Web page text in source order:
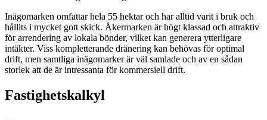
Inägomarken omfattar hela 55 hektar och har alltid varit i bruk och
hållits i mycket gott skick. Åkermarken är högt klassad och attraktiv
för arrendering av lokala bönder, vilket kan generera ytterligare
intäkter. Viss kompletterande dränering kan behövas för optimal
drift, men samtliga inägomarker är väl samlade och av en sådan
storlek att de är intressanta för kommersiell drift.
Fastighetskalkyl